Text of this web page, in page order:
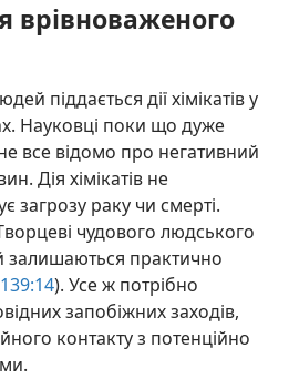
врівноваженого
піддається дії хімікатів у
Науковці поки що дуже
все відомо про негативний
Дія хімікатів не
загрозу раку чи смерті.
чудового людського
залишаються практично
). Усе ж потрібно
запобіжних заходів,
контакту з потенційно